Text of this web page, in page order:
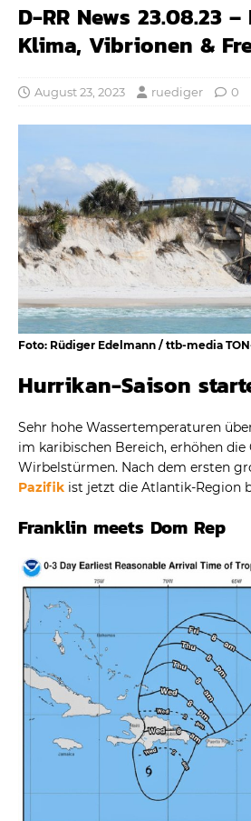
D-RR News 23.08.23
Klima, Vibrionen &
August 23, 2023 ruediger 0
Foto: Rüdiger Edelmann / ttb-media
Hurrikan-Saison
Sehr hohe Wassertemperaturen
im karibischen Bereich, erhöhen die
Wirbelstürmen. Nach dem ersten
Pazifik ist jetzt die Atlantik-Region
Franklin meets Dom Rep